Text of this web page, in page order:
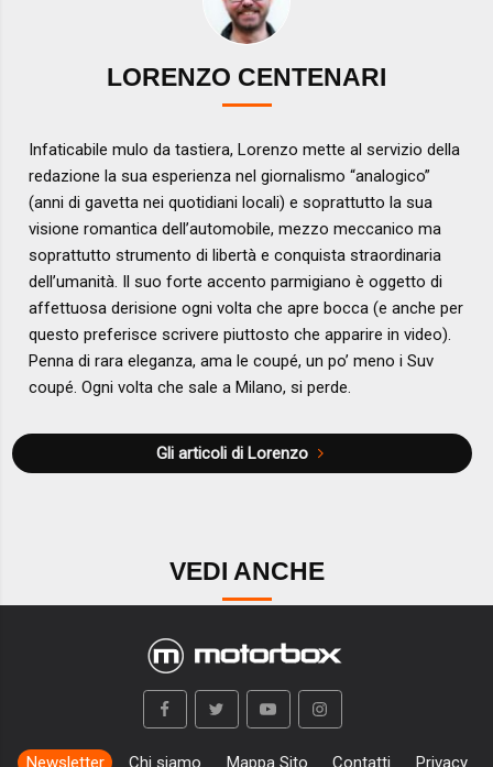
LORENZO CENTENARI
Infaticabile mulo da tastiera, Lorenzo mette al servizio della
redazione la sua esperienza nel giornalismo “analogico”
(anni di gavetta nei quotidiani locali) e soprattutto la sua
visione romantica dell’automobile, mezzo meccanico ma
soprattutto strumento di libertà e conquista straordinaria
dell’umanità. Il suo forte accento parmigiano è oggetto di
affettuosa derisione ogni volta che apre bocca (e anche per
questo preferisce scrivere piuttosto che apparire in video).
Penna di rara eleganza, ama le coupé, un po’ meno i Suv
coupé. Ogni volta che sale a Milano, si perde.
Gli articoli di Lorenzo
VEDI ANCHE
Newsletter Chi siamo Mappa Sito Contatti Privacy